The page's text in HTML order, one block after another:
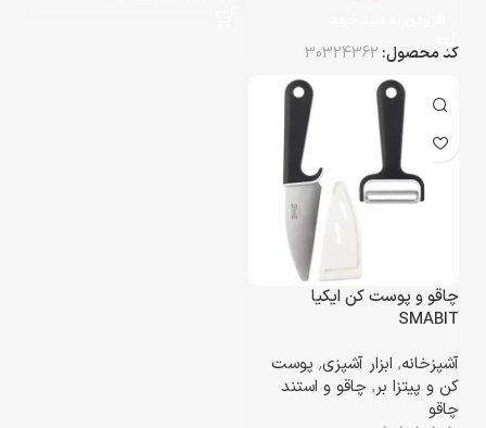
کد محصول: 30324362
چاقو و پوست کن ایکیا
SMABIT
آشپزخانه, ابزار آشپزی, پوست
کن و پیتزا بر, چاقو و استند
چاقو